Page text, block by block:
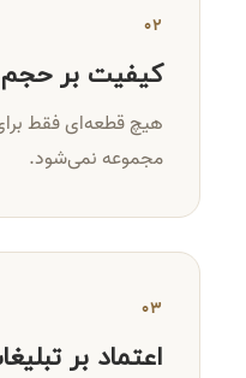
۰۲
کیفیت بر حجم
هیچ قطعه‌ای فقط
مجموعه نمی‌شود.
۰۳
اعتماد بر